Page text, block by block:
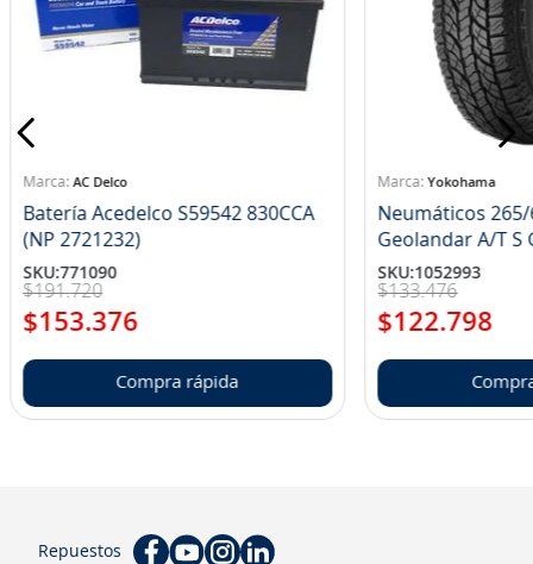
AC Delco
Batería Acedelco S59542 830CCA
(NP 2721232)
SKU:771090
$191.720
$153.376
Compra rápida
Yokohama
Neumáticos 265/
SKU:1052993
$133.476
$122.798
Repuestos